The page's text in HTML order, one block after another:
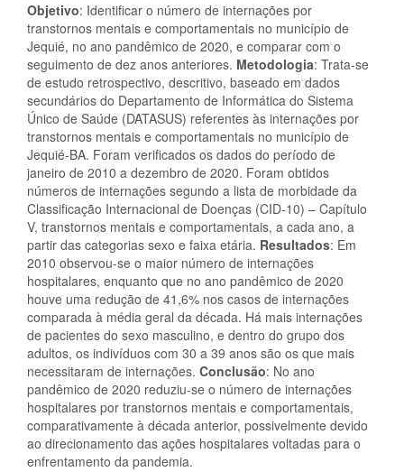
Objetivo: Identificar o número de internações por
transtornos mentais e comportamentais no município de
Jequié, no ano pandêmico de 2020, e comparar com o
seguimento de dez anos anteriores. Metodologia: Trata-se
de estudo retrospectivo, descritivo, baseado em dados
secundários do Departamento de Informática do Sistema
Único de Saúde (DATASUS) referentes às internações por
transtornos mentais e comportamentais no município de
Jequié-BA. Foram verificados os dados do período de
janeiro de 2010 a dezembro de 2020. Foram obtidos
números de internações segundo a lista de morbidade da
Classificação Internacional de Doenças (CID-10) – Capítulo
V, transtornos mentais e comportamentais, a cada ano, a
partir das categorias sexo e faixa etária. Resultados: Em
2010 observou-se o maior número de internações
hospitalares, enquanto que no ano pandêmico de 2020
houve uma redução de 41,6% nos casos de internações
comparada à média geral da década. Há mais internações
de pacientes do sexo masculino, e dentro do grupo dos
adultos, os indivíduos com 30 a 39 anos são os que mais
necessitaram de internações. Conclusão: No ano
pandêmico de 2020 reduziu-se o número de internações
hospitalares por transtornos mentais e comportamentais,
comparativamente à década anterior, possivelmente devido
ao direcionamento das ações hospitalares voltadas para o
enfrentamento da pandemia.